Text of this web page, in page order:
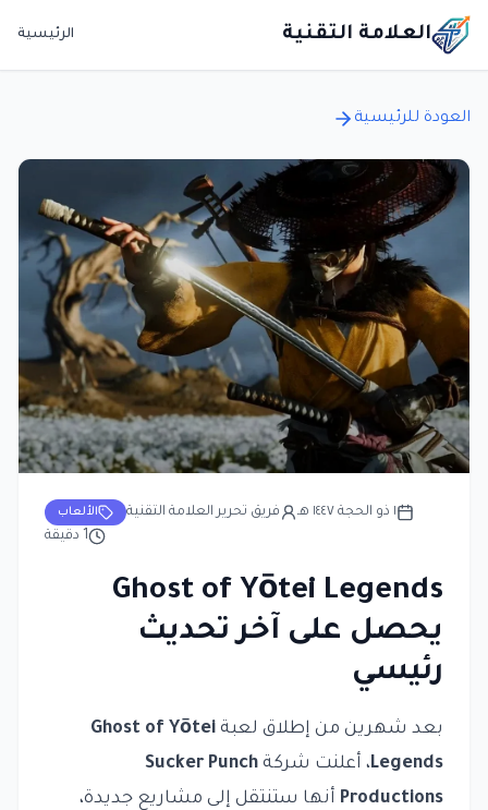
العلامة التقنية الرئيسية
العودة للرئيسية
الألعاب فريق تحرير العلامة التقنية
١ ذو الحجة ١٤٤٧ هـ
1 دقيقة
Ghost of Yōtei Legends
يحصل على آخر تحديث
رئيسي
بعد شهرين من إطلاق لعبة Ghost of Yōtei
Legends، أعلنت شركة Sucker Punch
Productions أنها ستنتقل إلى مشاريع جديدة،